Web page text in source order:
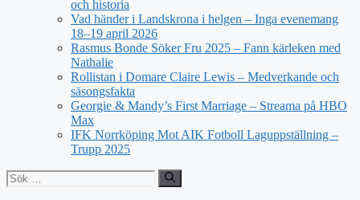
och historia
Vad händer i Landskrona i helgen – Inga evenemang
18–19 april 2026
Rasmus Bonde Söker Fru 2025 – Fann kärleken med
Nathalie
Rollistan i Domare Claire Lewis – Medverkande och
säsongsfakta
Georgie & Mandy’s First Marriage – Streama på HBO
Max
IFK Norrköping Mot AIK Fotboll Laguppställning –
Trupp 2025
Sök
efter: